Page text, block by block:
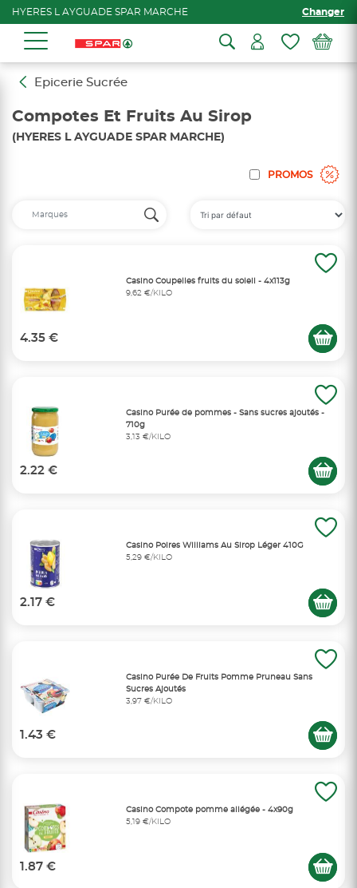
HYERES L AYGUADE SPAR MARCHE Changer
Epicerie Sucrée
Compotes Et Fruits Au Sirop
(HYERES L AYGUADE SPAR MARCHE)
PROMOS
Casino Coupelles fruits du soleil - 4x113g
9,62 €/KILO
4.35 €
Casino Purée de pommes - Sans sucres ajoutés -
710g
3,13 €/KILO
2.22 €
Casino Poires Williams Au Sirop Léger 410G
5,29 €/KILO
2.17 €
Casino Purée De Fruits Pomme Pruneau Sans
Sucres Ajoutés
3,97 €/KILO
1.43 €
Casino Compote pomme allégée - 4x90g
5,19 €/KILO
1.87 €